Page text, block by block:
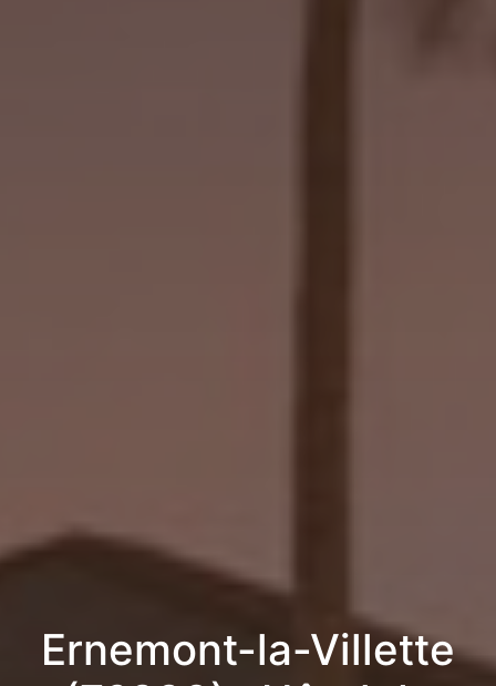
Ernemont-la-Villette